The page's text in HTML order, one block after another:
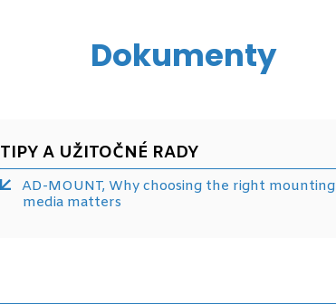
Dokumenty
TIPY A UŽITOČNÉ RADY
AD-MOUNT, Why choosing the right mounting
media matters